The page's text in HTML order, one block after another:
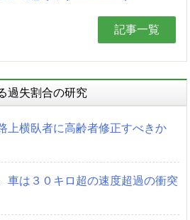
記事一覧
過失割合の研究
上横臥者に高齢者修正すべきか
車は３０キロ超の速度超過の衝突